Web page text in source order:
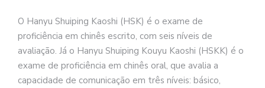
O Hanyu Shuiping Kaoshi (HSK) é o exame de
proficiência em chinês escrito, com seis níveis de
avaliação. Já o Hanyu Shuiping Kouyu Kaoshi (HSKK) é o
exame de proficiência em chinês oral, que avalia a
capacidade de comunicação em três níveis: básico,